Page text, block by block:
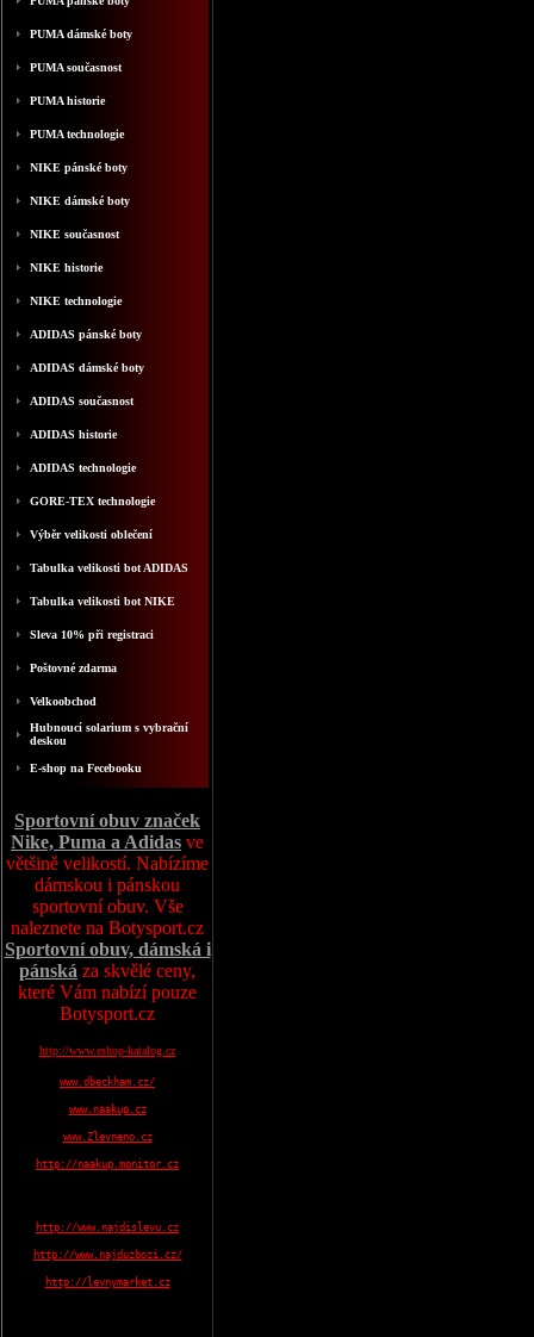
PUMA dámské boty
PUMA současnost
PUMA historie
PUMA technologie
NIKE pánské boty
NIKE dámské boty
NIKE současnost
NIKE historie
NIKE technologie
ADIDAS pánské boty
ADIDAS dámské boty
ADIDAS současnost
ADIDAS historie
ADIDAS technologie
GORE-TEX technologie
Výběr velikosti oblečení
Tabulka velikosti bot ADIDAS
Tabulka velikosti bot NIKE
Sleva 10% při registraci
Poštovné zdarma
Velkoobchod
Hubnoucí solarium s vybrační
deskou
E-shop na Fecebooku
Sportovní obuv značek
Nike, Puma a Adidas ve
většině velikostí. Nabízíme
dámskou i pánskou
sportovní obuv. Vše
naleznete na Botysport.cz
Sportovní obuv, dámská i
pánská za skvělé ceny,
které Vám nabízí pouze
Botysport.cz
http://www.eshop-katalog.cz
www.dbeckham.cz/
www.naakup.cz
www.Zlevneno.cz
http://naakup.monitor.cz
http://www.najdislevu.cz
http://www.najduzbozi.cz/
http://levnymarket.cz